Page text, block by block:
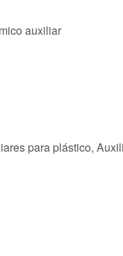
auxiliar
para plástico,